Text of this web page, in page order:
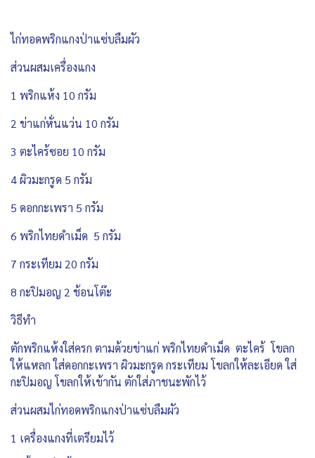
ไก่ทอดพริกแกงป่าแซ่บลืมผัว
ส่วนผสมเครื่องแกง
1 พริกแห้ง 10 กรัม
2 ข่าแก่หั่นแว่น 10 กรัม
3 ตะไคร้ซอย 10 กรัม
4 ผิวมะกรูด 5 กรัม
5 ดอกกะเพรา 5 กรัม
6 พริกไทยดำเม็ด 5 กรัม
7 กระเทียม 20 กรัม
8 กะปิมอญ 2 ช้อนโต๊ะ
วิธีทำ
ตักพริกแห้งใส่ครก ตามด้วยข่าแก่ พริกไทยดำเม็ด ตะไคร้ โขลก
ให้แหลก ใส่ดอกกะเพรา ผิวมะกรูด กระเทียม โขลกให้ละเอียด ใส่
กะปิมอญ โขลกให้เข้ากัน ตักใส่ภาชนะพักไว้
ส่วนผสมไก่ทอดพริกแกงป่าแซ่บลืมผัว
1 เครื่องแกงที่เตรียมไว้